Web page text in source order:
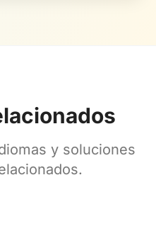
y soluciones